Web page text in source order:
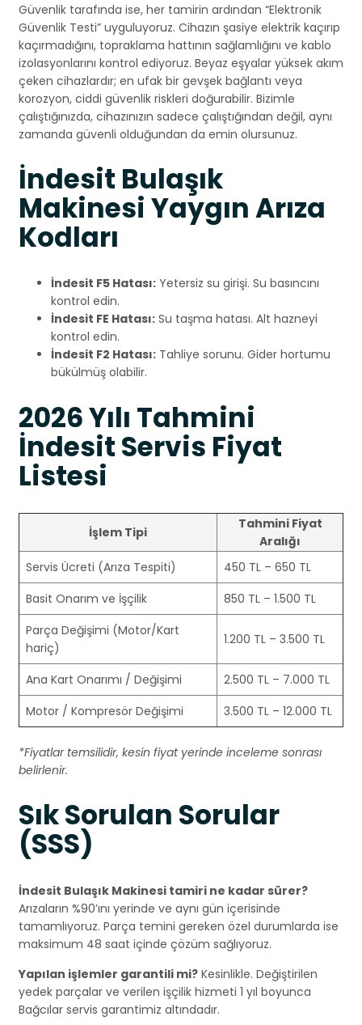
Güvenlik tarafında ise, her tamirin ardından “Elektronik
Güvenlik Testi” uyguluyoruz. Cihazın şasiye elektrik kaçırıp
kaçırmadığını, topraklama hattının sağlamlığını ve kablo
izolasyonlarını kontrol ediyoruz. Beyaz eşyalar yüksek akım
çeken cihazlardır; en ufak bir gevşek bağlantı veya
korozyon, ciddi güvenlik riskleri doğurabilir. Bizimle
çalıştığınızda, cihazınızın sadece çalıştığından değil, aynı
zamanda güvenli olduğundan da emin olursunuz.
İndesit Bulaşık
Makinesi Yaygın Arıza
Kodları
İndesit F5 Hatası: Yetersiz su girişi. Su basıncını
kontrol edin.
İndesit FE Hatası: Su taşma hatası. Alt hazneyi
kontrol edin.
İndesit F2 Hatası: Tahliye sorunu. Gider hortumu
bükülmüş olabilir.
2026 Yılı Tahmini
İndesit Servis Fiyat
Listesi
İşlem Tipi
Tahmini Fiyat
Aralığı
Servis Ücreti (Arıza Tespiti)
450 TL – 650 TL
Basit Onarım ve İşçilik
850 TL – 1.500 TL
Parça Değişimi (Motor/Kart
hariç)
1.200 TL – 3.500 TL
Ana Kart Onarımı / Değişimi
2.500 TL – 7.000 TL
Motor / Kompresör Değişimi
3.500 TL – 12.000 TL
*Fiyatlar temsilidir, kesin fiyat yerinde inceleme sonrası
belirlenir.
Sık Sorulan Sorular
(SSS)
İndesit Bulaşık Makinesi tamiri ne kadar sürer?
Arızaların %90’ını yerinde ve aynı gün içerisinde
tamamlıyoruz. Parça temini gereken özel durumlarda ise
maksimum 48 saat içinde çözüm sağlıyoruz.
Yapılan işlemler garantili mi? Kesinlikle. Değiştirilen
yedek parçalar ve verilen işçilik hizmeti 1 yıl boyunca
Bağcılar servis garantimiz altındadır.